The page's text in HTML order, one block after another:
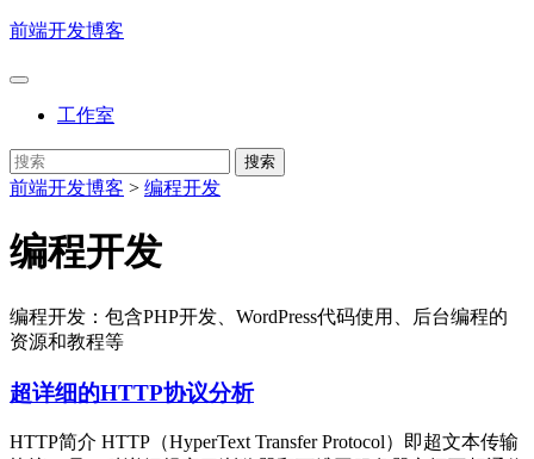
前端开发博客
工作室
前端开发博客 > 编程开发
编程开发
编程开发：包含PHP开发、WordPress代码使用、后台编程的
资源和教程等
超详细的HTTP协议分析
HTTP简介 HTTP（HyperText Transfer Protocol）即超文本传输